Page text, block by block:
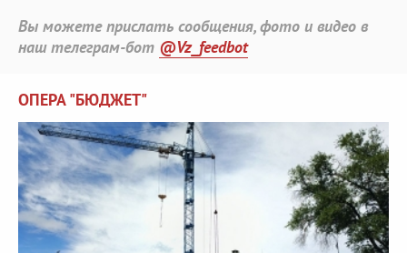
Вы можете прислать сообщения, фото и видео в
наш телеграм-бот @Vz_feedbot
ОПЕРА "БЮДЖЕТ"